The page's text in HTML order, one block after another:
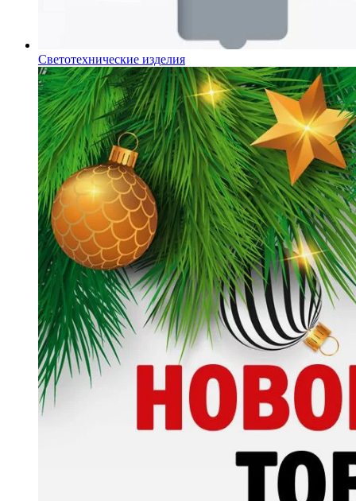
Светотехнические изделия